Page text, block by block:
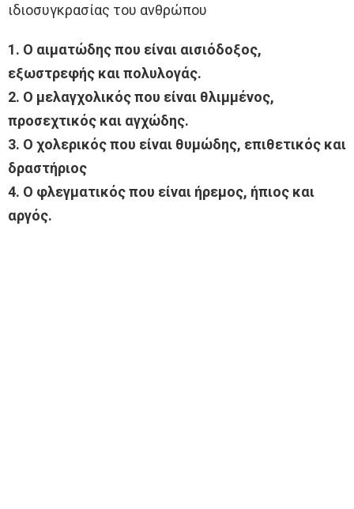
ιδιοσυγκρασίας του ανθρώπου
1. Ο αιματώδης που είναι αισιόδοξος,
εξωστρεφής και πολυλογάς.
2. Ο μελαγχολικός που είναι θλιμμένος,
προσεχτικός και αγχώδης.
3. Ο χολερικός που είναι θυμώδης, επιθετικός και
δραστήριος
4. Ο φλεγματικός που είναι ήρεμος, ήπιος και
αργός.